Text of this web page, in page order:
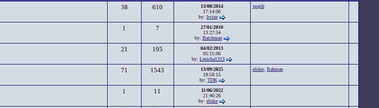
38 610
13/08/2014
17:14:06
by: Irvine
spajdr
1 7
27/01/2010
13:27:54
by: Batchman
21 195
04/02/2013
05:15:06
by: Lenicka1313
71 1543
13/09/2025
19:58:15
by: TDK
elidor, Rahman
1 11
11/06/2022
21:46:26
by: elidor